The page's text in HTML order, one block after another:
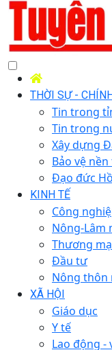
THỜI SỰ -
Tin trong
Tin trong
Xây dựng
Bảo vệ
Đạo đức
KINH TẾ
Công
Nông-Lâm
Thương
Đầu tư
Nông thôn
XÃ HỘI
Giáo dục
Y tế
Lao động -